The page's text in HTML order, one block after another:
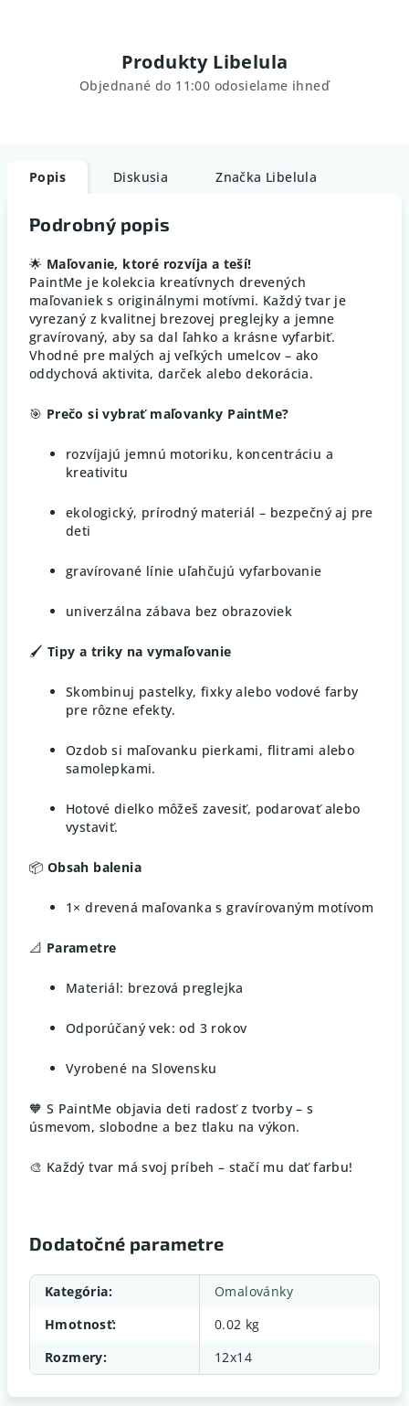
Produkty Libelula
Objednané do 11:00 odosielame ihneď
Popis Diskusia Značka Libelula
Podrobný popis
🌟 Maľovanie, ktoré rozvíja a teší!
PaintMe je kolekcia kreatívnych drevených
maľovaniek s originálnymi motívmi. Každý tvar je
vyrezaný z kvalitnej brezovej preglejky a jemne
gravírovaný, aby sa dal ľahko a krásne vyfarbiť.
Vhodné pre malých aj veľkých umelcov – ako
oddychová aktivita, darček alebo dekorácia.
🎯 Prečo si vybrať maľovanky PaintMe?
rozvíjajú jemnú motoriku, koncentráciu a
kreativitu
ekologický, prírodný materiál – bezpečný aj pre
deti
gravírované línie uľahčujú vyfarbovanie
univerzálna zábava bez obrazoviek
🖌️ Tipy a triky na vymaľovanie
Skombinuj pastelky, fixky alebo vodové farby
pre rôzne efekty.
Ozdob si maľovanku pierkami, flitrami alebo
samolepkami.
Hotové dielko môžeš zavesiť, podarovať alebo
vystaviť.
📦 Obsah balenia
1× drevená maľovanka s gravírovaným motívom
📐 Parametre
Materiál: brezová preglejka
Odporúčaný vek: od 3 rokov
Vyrobené na Slovensku
🧡 S PaintMe objavia deti radosť z tvorby – s
úsmevom, slobodne a bez tlaku na výkon.
🎨 Každý tvar má svoj príbeh – stačí mu dať farbu!
Dodatočné parametre
Kategória:
Omalovánky
Hmotnosť:
0.02 kg
Rozmery: 12x14